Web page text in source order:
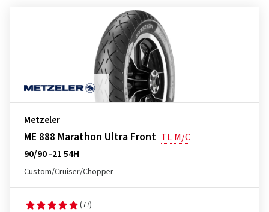
Metzeler
ME 888 Marathon Ultra Front TL M/C
90/90 -21 54H
Custom/Cruiser/Chopper
(77)